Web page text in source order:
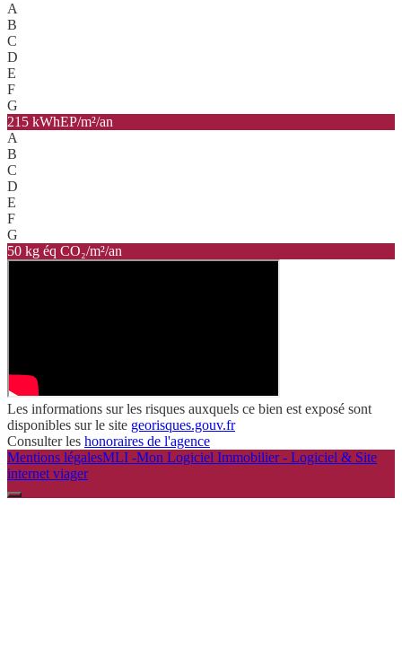
A
B
C
D
E
F
G
215 kWhEP/m²/an
A
B
C
D
E
F
G
50 kg éq CO₂/m²/an
Les informations sur les risques auxquels ce bien est exposé sont
disponibles sur le site georisques.gouv.fr
Consulter les honoraires de l'agence
Mentions légalesMLI -Mon Logiciel Immobilier - Logiciel & Site
internet viager